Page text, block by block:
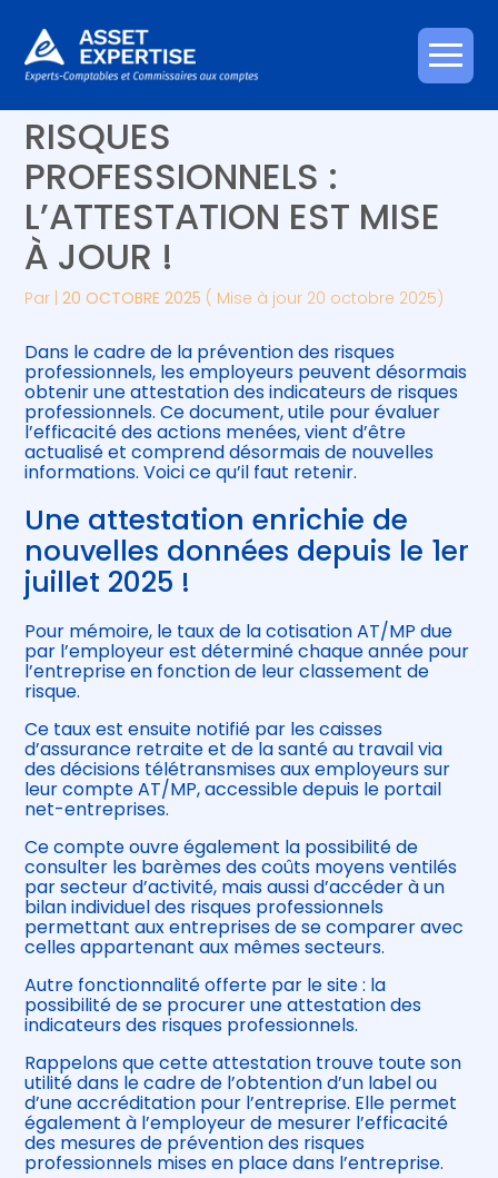
Aller
au
Créer et reprendre une activité
Gérer votre quotidien
Piloter votre entreprise
Développer votre entreprise
Construire votre patrimoine
Être prêt pour la facturation
électronique
Piloter votre gestion
Suivre votre comptabilité
Gérer vos ressources humaines
INDICATEURS DES
RISQUES
PROFESSIONNELS :
L’ATTESTATION EST MISE
À JOUR !
Par |20 OCTOBRE 2025 ( Mise à jour 20 octobre 2025)
Dans le cadre de la prévention des risques
professionnels, les employeurs peuvent désormais
obtenir une attestation des indicateurs de risques
professionnels. Ce document, utile pour évaluer
l’efficacité des actions menées, vient d’être
actualisé et comprend désormais de nouvelles
informations. Voici ce qu’il faut retenir.
Une attestation enrichie de
nouvelles données depuis le 1er
juillet 2025 !
Pour mémoire, le taux de la cotisation AT/MP due
par l’employeur est déterminé chaque année pour
l’entreprise en fonction de leur classement de
risque.
Ce taux est ensuite notifié par les caisses
d’assurance retraite et de la santé au travail via
des décisions télétransmises aux employeurs sur
leur compte AT/MP, accessible depuis le portail
net-entreprises.
Ce compte ouvre également la possibilité de
consulter les barèmes des coûts moyens ventilés
par secteur d’activité, mais aussi d’accéder à un
bilan individuel des risques professionnels
permettant aux entreprises de se comparer avec
celles appartenant aux mêmes secteurs.
Autre fonctionnalité offerte par le site : la
possibilité de se procurer une attestation des
indicateurs des risques professionnels.
Rappelons que cette attestation trouve toute son
utilité dans le cadre de l’obtention d’un label ou
d’une accréditation pour l’entreprise. Elle permet
également à l’employeur de mesurer l’efficacité
des mesures de prévention des risques
professionnels mises en place dans l’entreprise.